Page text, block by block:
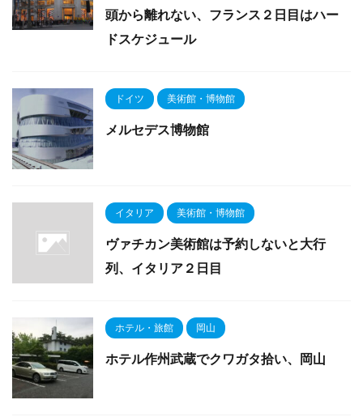
頭から離れない、フランス２日目はハー
ドスケジュール
ドイツ 美術館・博物館
メルセデス博物館
イタリア 美術館・博物館
ヴァチカン美術館は予約しないと大行
列、イタリア２日目
ホテル・旅館 岡山
ホテル作州武蔵でクワガタ拾い、岡山